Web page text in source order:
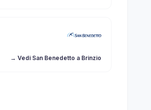
→ Vedi San Benedetto a Brinzio